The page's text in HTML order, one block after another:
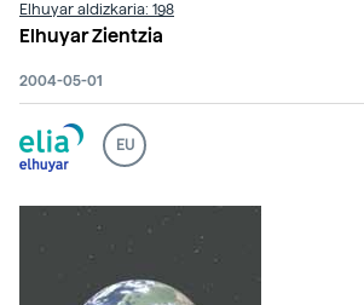
Elhuyar aldizkaria: 198
Elhuyar Zientzia
2004-05-01
EU